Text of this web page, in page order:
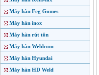
Máy hàn Feg Gomes
Máy hàn inox
Máy hàn rút tôn
Máy hàn Weldcom
Máy hàn Hyundai
Máy hàn HD Weld